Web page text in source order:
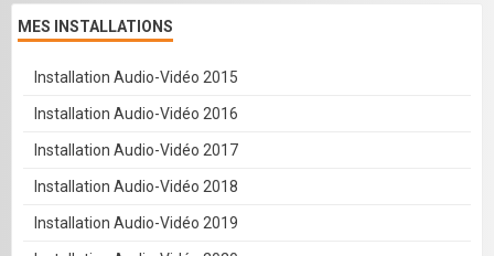
MES INSTALLATIONS
Installation Audio-Vidéo 2015
Installation Audio-Vidéo 2016
Installation Audio-Vidéo 2017
Installation Audio-Vidéo 2018
Installation Audio-Vidéo 2019